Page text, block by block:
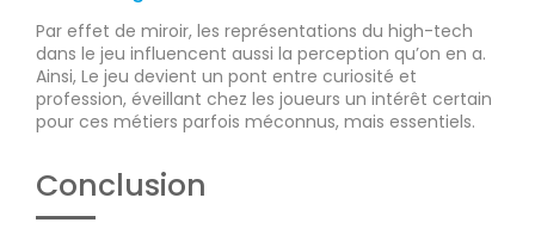
Par effet de miroir, les représentations du high-tech
dans le jeu influencent aussi la perception qu’on en a.
Ainsi, Le jeu devient un pont entre curiosité et
profession, éveillant chez les joueurs un intérêt certain
pour ces métiers parfois méconnus, mais essentiels.
Conclusion